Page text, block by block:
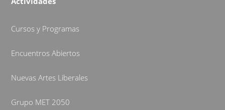
Cursos y Programas
Encuentros Abiertos
Nuevas Artes Liberales
Grupo MET 2050